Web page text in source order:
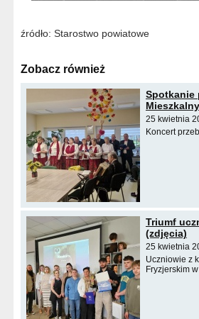
źródło: Starostwo powiatowe
Zobacz również
Spotkanie
25 kwietnia
Koncert
Triumf
(zdjęcia)
25 kwietnia
Uczniowie z
Fryzjerskim